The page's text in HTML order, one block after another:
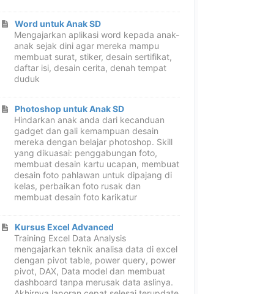
Word untuk Anak SD
Mengajarkan aplikasi word kepada anak-
anak sejak dini agar mereka mampu
membuat surat, stiker, desain sertifikat,
daftar isi, desain cerita, denah tempat
duduk
Photoshop untuk Anak SD
Hindarkan anak anda dari kecanduan
gadget dan gali kemampuan desain
mereka dengan belajar photoshop. Skill
yang dikuasai: penggabungan foto,
membuat desain kartu ucapan, membuat
desain foto pahlawan untuk dipajang di
kelas, perbaikan foto rusak dan
membuat desain foto karikatur
Kursus Excel Advanced
Training Excel Data Analysis
mengajarkan teknik analisa data di excel
dengan pivot table, power query, power
pivot, DAX, Data model dan membuat
dashboard tanpa merusak data aslinya.